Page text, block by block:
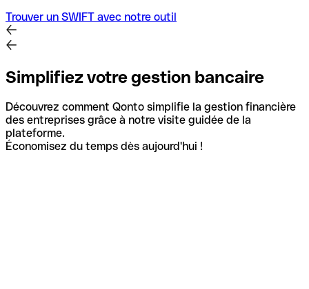
Trouver un SWIFT avec notre outil
Simplifiez votre gestion bancaire
Découvrez comment Qonto simplifie la gestion financière
des entreprises grâce à notre visite guidée de la
plateforme.
Économisez du temps dès aujourd'hui !